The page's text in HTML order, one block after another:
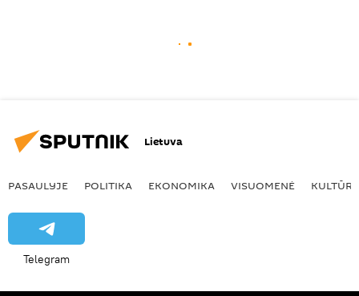
Lietuva
PASAULYJE POLITIKA EKONOMIKA VISUOMENĖ KULTŪRA
Telegram